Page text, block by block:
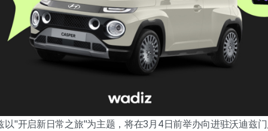
以"开启新日常之旅"为主题，将在3月4日前举办向进驻沃迪兹